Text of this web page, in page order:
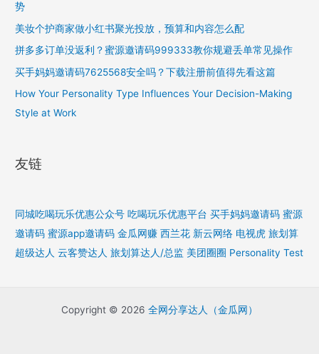
势
美妆个护商家做小红书聚光投放，预算和内容怎么配
拼多多订单没返利？蜜源邀请码999333教你规避丢单常见操作
买手妈妈邀请码7625568安全吗？下载注册前值得先看这篇
How Your Personality Type Influences Your Decision-Making
Style at Work
友链
同城吃喝玩乐优惠公众号 吃喝玩乐优惠平台 买手妈妈邀请码 蜜源
邀请码 蜜源app邀请码 金瓜网赚 西兰花 新云网络 电视虎 旅划算
超级达人 云客赞达人 旅划算达人/总监 美团圈圈 Personality Test
Copyright © 2026 全网分享达人（金瓜网）